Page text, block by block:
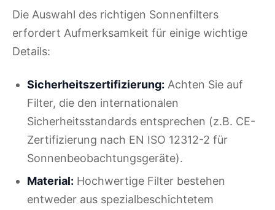
Die Auswahl des richtigen Sonnenfilters
erfordert Aufmerksamkeit für einige wichtige
Details:
Sicherheitszertifizierung: Achten Sie auf
Filter, die den internationalen
Sicherheitsstandards entsprechen (z.B. CE-
Zertifizierung nach EN ISO 12312-2 für
Sonnenbeobachtungsgeräte).
Material: Hochwertige Filter bestehen
entweder aus spezialbeschichtetem